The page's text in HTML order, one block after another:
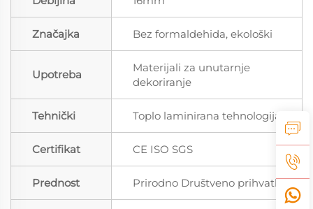
Značajka Bez formaldehida, ekološki
Upotreba
Materijali za unutarnje
dekoriranje
Tehnički Toplo laminirana tehnologija
Certifikat CE ISO SGS
Prednost Prirodno Društveno prihvatljivo